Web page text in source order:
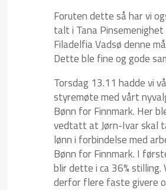
Foruten dette så har vi
talt i Tana
Filadelfia Vadsø denne
Dette ble fine og gode
Torsdag 13.11 hadde vi
styremøte med vårt
Bønn for Finnmark. Her
vedtatt at Jørn-Ivar skal
lønn i forbindelse med
Bønn for Finnmark. I
blir dette i ca 36% stilling.
derfor flere faste givere